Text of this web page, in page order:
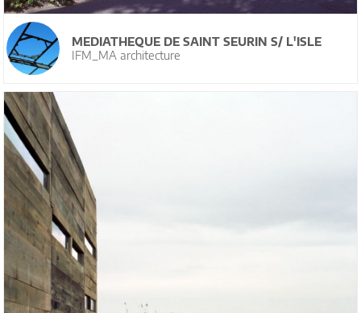
MEDIATHEQUE DE SAINT SEURIN S/ L'ISLE
IFM_MA architecture